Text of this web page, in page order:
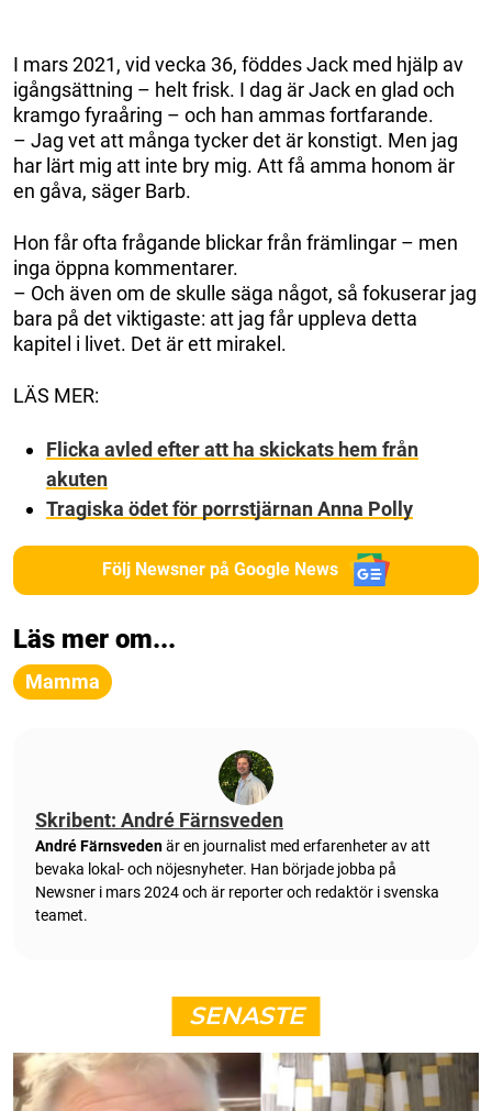
I mars 2021, vid vecka 36, föddes Jack med hjälp av
igångsättning – helt frisk. I dag är Jack en glad och
kramgo fyraåring – och han ammas fortfarande.
– Jag vet att många tycker det är konstigt. Men jag
har lärt mig att inte bry mig. Att få amma honom är
en gåva, säger Barb.
Hon får ofta frågande blickar från främlingar – men
inga öppna kommentarer.
– Och även om de skulle säga något, så fokuserar jag
bara på det viktigaste: att jag får uppleva detta
kapitel i livet. Det är ett mirakel.
LÄS MER:
Flicka avled efter att ha skickats hem från
akuten
Tragiska ödet för porrstjärnan Anna Polly
Följ Newsner på Google News
Läs mer om...
Mamma
Skribent: André Färnsveden
André Färnsvedenär en journalist med erfarenheter av att
bevaka lokal- och nöjesnyheter. Han började jobba på
Newsner i mars 2024 och är reporter och redaktör i svenska
teamet.
SENASTE